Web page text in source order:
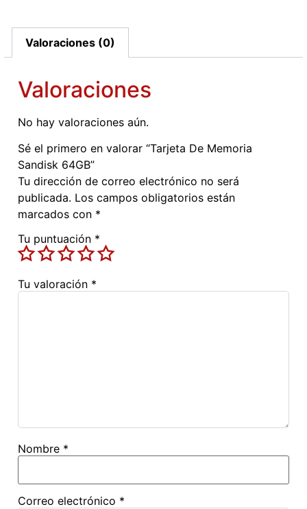
Valoraciones (0)
Valoraciones
No hay valoraciones aún.
Sé el primero en valorar “Tarjeta De Memoria
Sandisk 64GB”
Tu dirección de correo electrónico no será
publicada. Los campos obligatorios están
marcados con *
Tu puntuación *
Tu valoración *
Nombre *
Correo electrónico *